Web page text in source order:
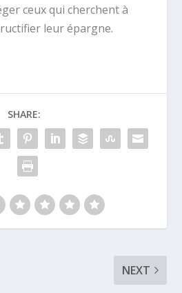
ceux qui cherchent à
leur épargne.
SHARE:
NEXT